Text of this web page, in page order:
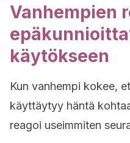
Vanhempien
käytökseen
Kun vanhempi kokee,
käyttäytyy häntä
reagoi useimmiten